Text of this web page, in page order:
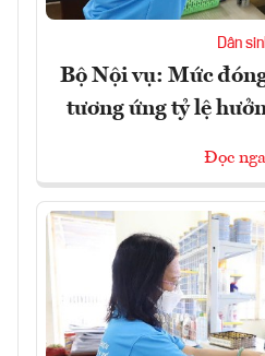
Dân
Bộ Nội vụ: Mức
tương ứng tỷ lệ
Đọc